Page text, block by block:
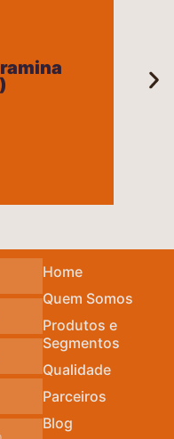
Home
Quem Somos
Produtos e
Segmentos
Qualidade
Parceiros
Blog